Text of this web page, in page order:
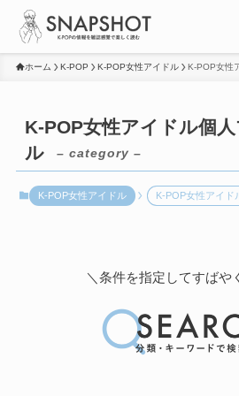
ホーム K-POP K-POP女性アイドル K-POP女性
K-POP女性アイドル個
ル
– category –
K-POP女性アイドル K-POP女性アイド
＼条件を指定してすばや